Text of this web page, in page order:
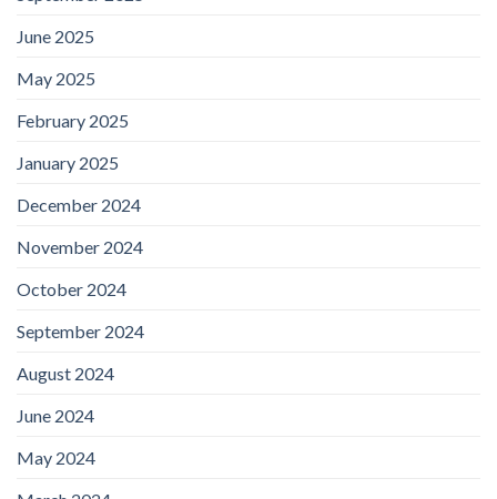
June 2025
May 2025
February 2025
January 2025
December 2024
November 2024
October 2024
September 2024
August 2024
June 2024
May 2024